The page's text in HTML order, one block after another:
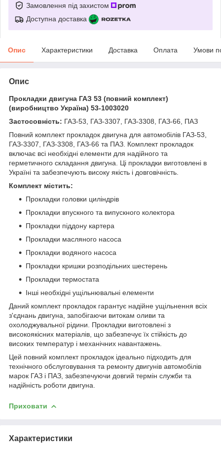
Замовлення під захистом
Доступна доставка
Опис Характеристики Доставка Оплата Умови
Опис
Прокладки двигуна ГАЗ 53 (повний комплект)
(виробництво Україна) 53-1003020
Застосовність: ГАЗ-53, ГАЗ-3307, ГАЗ-3308, ГАЗ-66, ПАЗ
Повний комплект прокладок двигуна для автомобілів ГАЗ-53,
ГАЗ-3307, ГАЗ-3308, ГАЗ-66 та ПАЗ. Комплект прокладок
включає всі необхідні елементи для надійного та
герметичного складання двигуна. Ці прокладки виготовлені в
Україні та забезпечують високу якість і довговічність.
Комплект містить:
Прокладки головки циліндрів
Прокладки впускного та випускного колектора
Прокладки піддону картера
Прокладки масляного насоса
Прокладки водяного насоса
Прокладки кришки розподільних шестерень
Прокладки термостата
Інші необхідні ущільнювальні елементи
Даний комплект прокладок гарантує надійне ущільнення всіх
з'єднань двигуна, запобігаючи витокам оливи та
охолоджувальної рідини. Прокладки виготовлені з
високоякісних матеріалів, що забезпечує їх стійкість до
високих температур і механічних навантажень.
Цей повний комплект прокладок ідеально підходить для
технічного обслуговування та ремонту двигунів автомобілів
марок ГАЗ і ПАЗ, забезпечуючи довгий термін служби та
надійність роботи двигуна.
Приховати
Характеристики